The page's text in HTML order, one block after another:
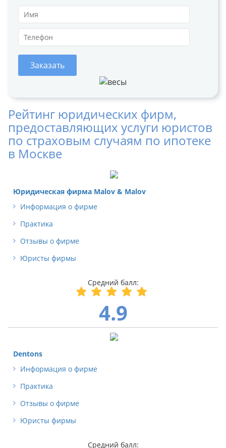
Заказать
Рейтинг юридических фирм,
предоставляющих услуги юристов
по страховым случаям по ипотеке
в Москве
Юридическая фирма Malov & Malov
Информация о фирме
Практика
Отзывы о фирме
Юристы фирмы
4.9
Dentons
Информация о фирме
Практика
Отзывы о фирме
Юристы фирмы